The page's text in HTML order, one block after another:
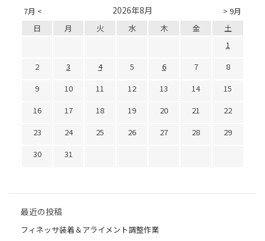
7月 < > 9月
2026年8月
日 月 火 水 木 金
土
1
2
3 4 5 6 7
8
9
10 11 12 13 14
15
16
17 18 19 20 21
22
23
24 25 26 27 28
29
30
31
最近の投稿
フィネッサ装着＆アライメント調整作業